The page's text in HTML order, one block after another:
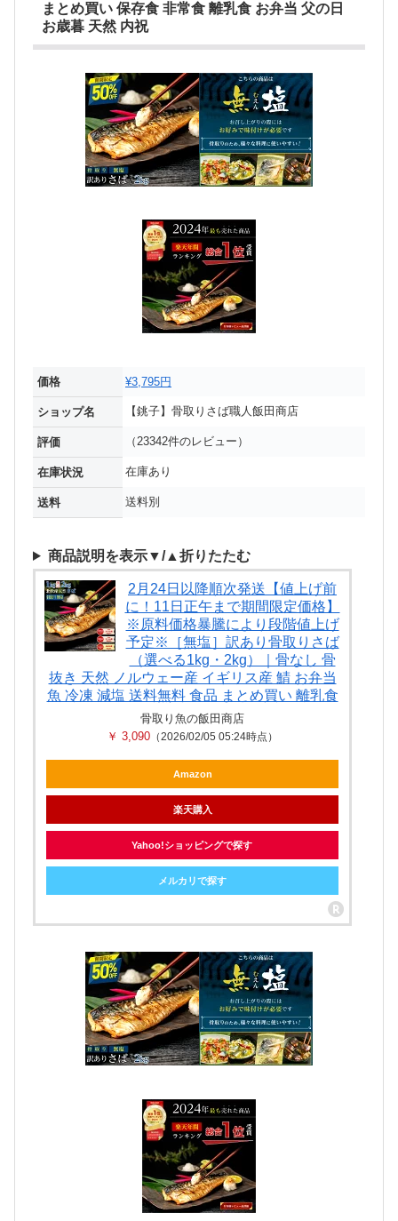
まとめ買い 保存食 非常食 離乳食 お弁当 父の日
お歳暮 天然 内祝
価格 ¥3,795円
ショップ名 【銚子】骨取りさば職人飯田商店
評価 （23342件のレビュー）
在庫状況 在庫あり
送料 送料別
商品説明を表示▼/▲折りたたむ
2月24日以降順次発送【値上げ前
に！11日正午まで期間限定価格】
※原料価格暴騰により段階値上げ
予定※［無塩］訳あり骨取りさば
（選べる1kg・2kg）｜骨なし 骨
抜き 天然 ノルウェー産 イギリス産 鯖 お弁当
魚 冷凍 減塩 送料無料 食品 まとめ買い 離乳食
骨取り魚の飯田商店
￥ 3,090 （2026/02/05 05:24時点）
Amazon
楽天購入
Yahoo!ショッピングで探す
メルカリで探す